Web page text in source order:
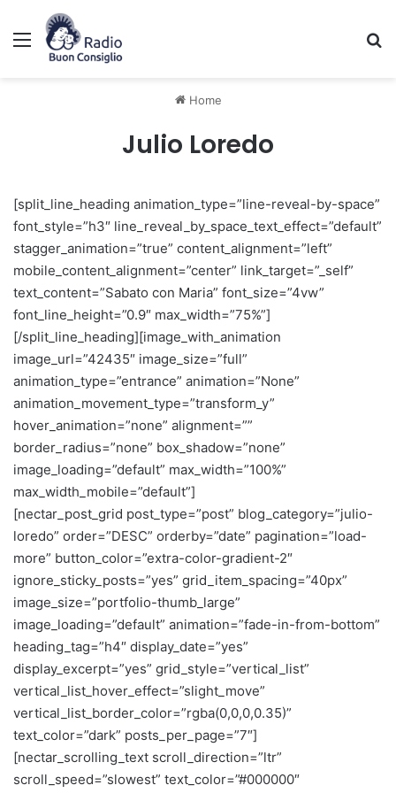
Menu
Home
Julio Loredo
[split_line_heading animation_type=”line-reveal-by-space”
font_style=”h3″ line_reveal_by_space_text_effect=”default”
stagger_animation=”true” content_alignment=”left”
mobile_content_alignment=”center” link_target=”_self”
text_content=”Sabato con Maria” font_size=”4vw”
font_line_height=”0.9″ max_width=”75%”]
[/split_line_heading][image_with_animation
image_url=”42435″ image_size=”full”
animation_type=”entrance” animation=”None”
animation_movement_type=”transform_y”
hover_animation=”none” alignment=””
border_radius=”none” box_shadow=”none”
image_loading=”default” max_width=”100%”
max_width_mobile=”default”]
[nectar_post_grid post_type=”post” blog_category=”julio-
loredo” order=”DESC” orderby=”date” pagination=”load-
more” button_color=”extra-color-gradient-2″
ignore_sticky_posts=”yes” grid_item_spacing=”40px”
image_size=”portfolio-thumb_large”
image_loading=”default” animation=”fade-in-from-bottom”
heading_tag=”h4″ display_date=”yes”
display_excerpt=”yes” grid_style=”vertical_list”
vertical_list_hover_effect=”slight_move”
vertical_list_border_color=”rgba(0,0,0,0.35)”
text_color=”dark” posts_per_page=”7″]
[nectar_scrolling_text scroll_direction=”ltr”
scroll_speed=”slowest” text_color=”#000000″